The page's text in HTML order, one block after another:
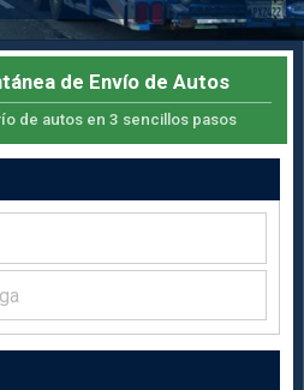
de Envío de Autos
de autos en 3 sencillos pasos